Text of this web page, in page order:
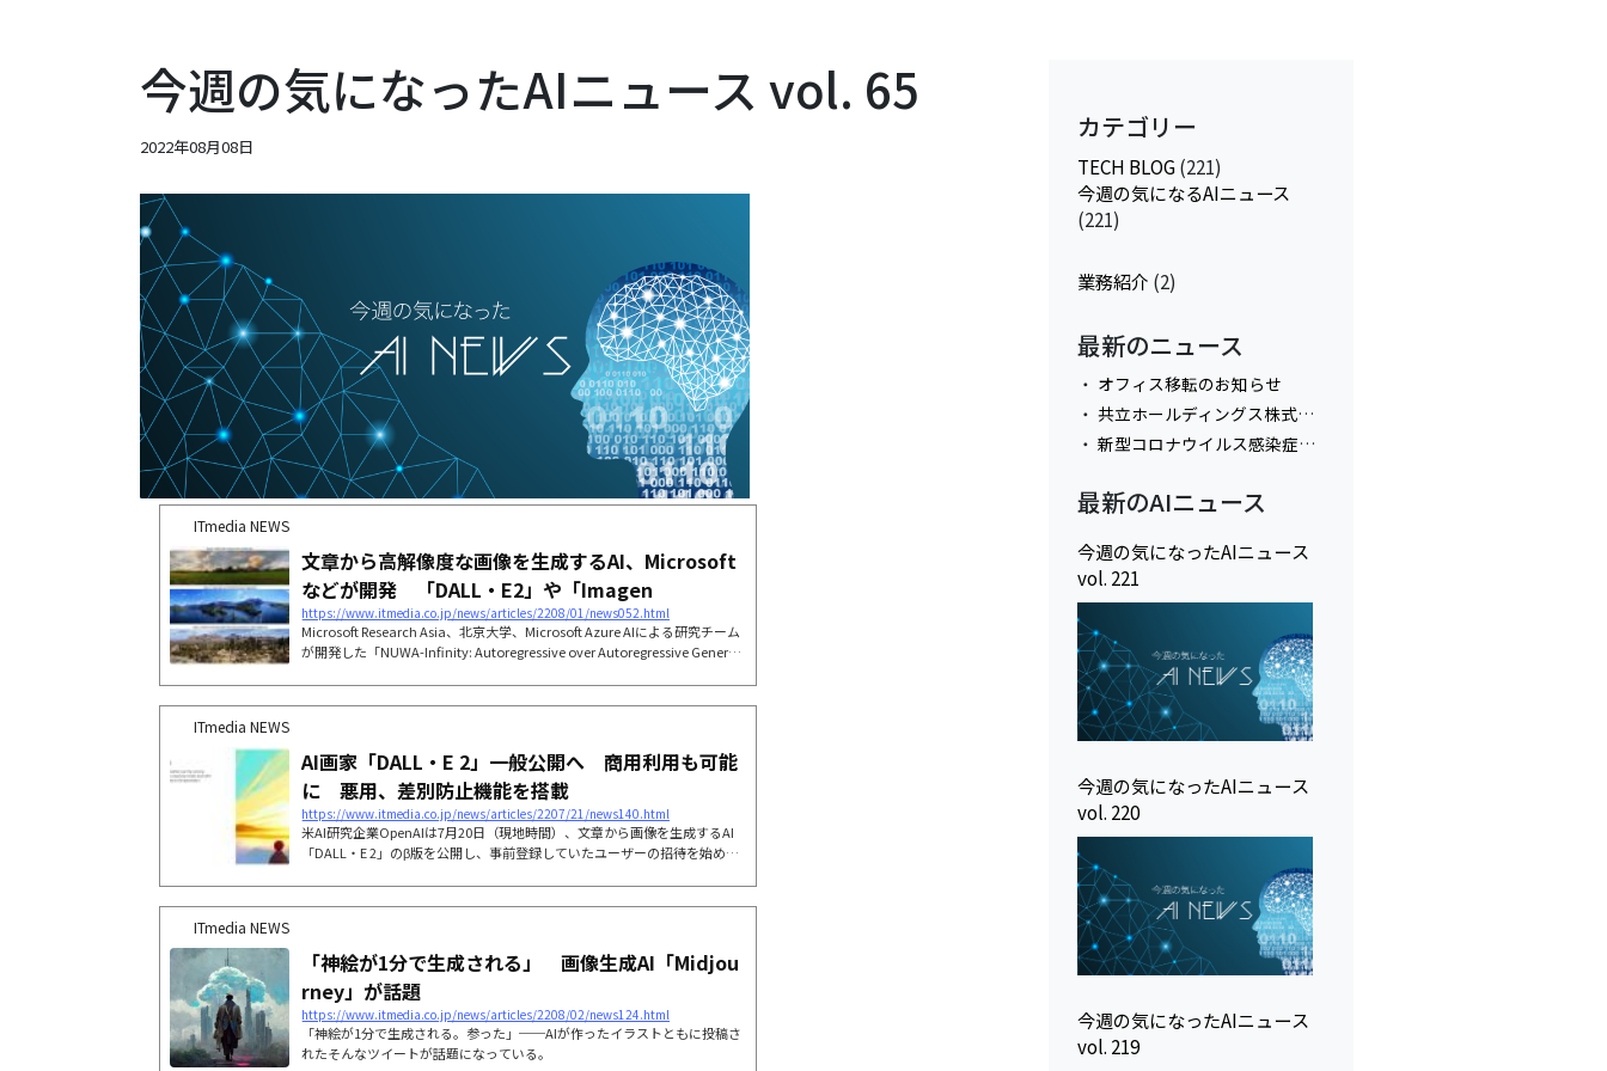
今週の気になったAIニュース vol. 65
2022年08月08日
ITmedia NEWS
文章から高解像度な画像を生成するAI、Microsoft
などが開発 「DALL・E2」や「Imagen
https://www.itmedia.co.jp/news/articles/2208/01/news052.html
Microsoft Research Asia、北京大学、Microsoft Azure AIによる研究チーム
が開発した「NUWA-Infinity: Autoregressive over Autoregressive Generati
ITmedia NEWS
AI画家「DALL・E 2」一般公開へ 商用利用も可能
に 悪用、差別防止機能を搭載
https://www.itmedia.co.jp/news/articles/2207/21/news140.html
米AI研究企業OpenAIは7月20日（現地時間）、文章から画像を生成するAI
「DALL・E 2」のβ版を公開し、事前登録していたユーザーの招待を始め
ITmedia NEWS
「神絵が1分で生成される」 画像生成AI「Midjou
rney」が話題
https://www.itmedia.co.jp/news/articles/2208/02/news124.html
「神絵が1分で生成される。参った」──AIが作ったイラストともに投稿さ
れたそんなツイートが話題になっている。
カテゴリー
TECH BLOG(221)
今週の気になるAIニュース
(221)
業務紹介 (2)
最新のニュース
オフィス移転のお知らせ
共立ホールディングス株式会社と資本業務提携
新型コロナウイルス感染症拡大防止におけるテレワーク実施に関してのお知らせ
最新のAIニュース
今週の気になったAIニュース
vol. 221
今週の気になったAIニュース
vol. 220
今週の気になったAIニュース
vol. 219